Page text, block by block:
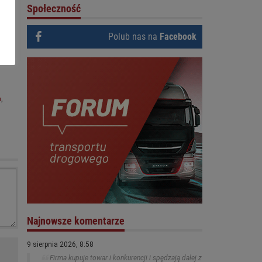
,
Społeczność
Polub nas na Facebook
Najnowsze komentarze
9 sierpnia 2026, 8:58
Firma kupuje towar i konkurencji i spędzają dalej z